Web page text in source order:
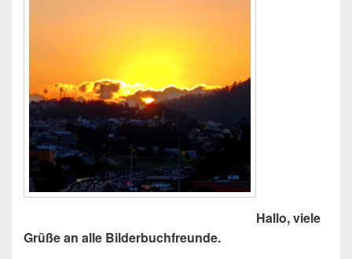
Hallo, viele
Grüße an alle Bilderbuchfreunde.